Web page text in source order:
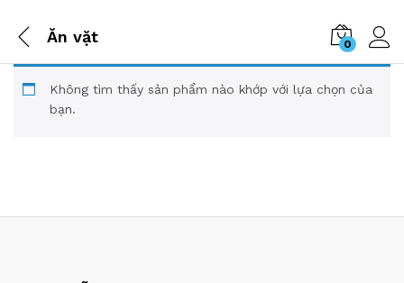
Ăn vặt 0
Không tìm thấy sản phẩm nào khớp với lựa chọn của
bạn.